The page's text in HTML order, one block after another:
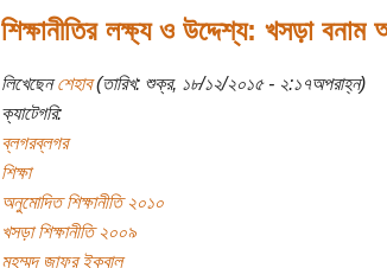
শিক্ষানীতির লক্ষ্য ও উদ্দেশ্য: খসড়া বনাম
লিখেছেনশেহাব(তারিখ: শুক্র, ১৮/১২/২০১৫ - ২:১৭অপরাহ্ন)
ক্যাটেগরি:
ব্লগরব্লগর
শিক্ষা
অনুমোদিত শিক্ষানীতি ২০১০
খসড়া শিক্ষানীতি ২০০৯
মুহম্মদ জাফর ইকবাল